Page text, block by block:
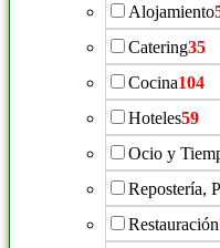
Alojamiento
Catering35
Cocina104
Hoteles59
Ocio y
Repostería,
Restauración